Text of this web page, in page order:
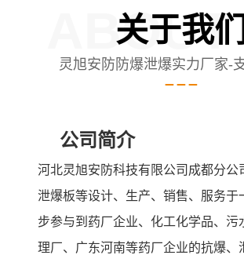
关于我们
ABOUT
灵旭安防防爆泄爆实力厂家-
公司简介
河北灵旭安防科技有限公司成都分
泄爆板等设计、生产、销售、服务
步参与到药厂企业、化工化学品、
理厂、广东河南等药厂企业的抗爆、